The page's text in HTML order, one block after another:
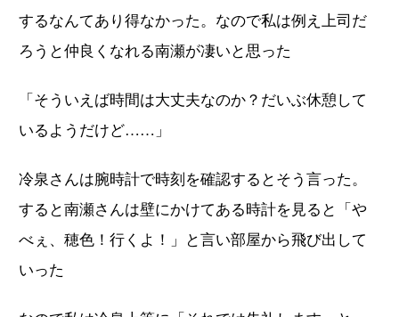
するなんてあり得なかった。なので私は例え上司だ
ろうと仲良くなれる南瀬が凄いと思った
「そういえば時間は大丈夫なのか？だいぶ休憩して
いるようだけど……」
冷泉さんは腕時計で時刻を確認するとそう言った。
すると南瀬さんは壁にかけてある時計を見ると「や
べぇ、穂色！行くよ！」と言い部屋から飛び出して
いった